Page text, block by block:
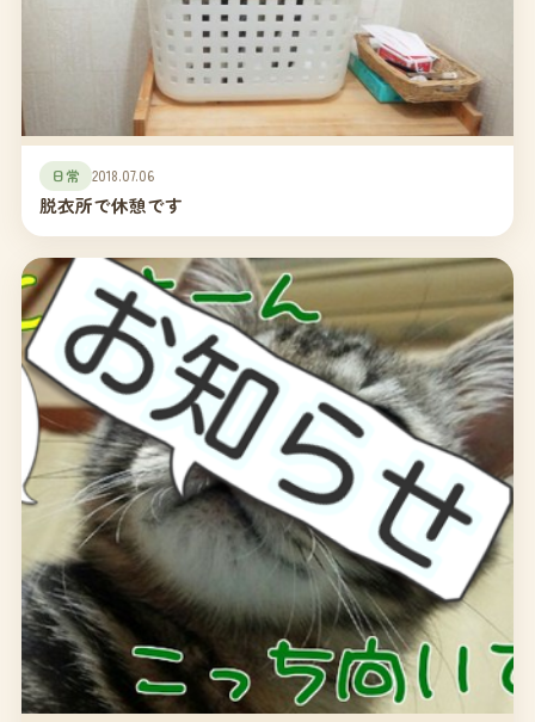
日常 2018.07.06
脱衣所で休憩です